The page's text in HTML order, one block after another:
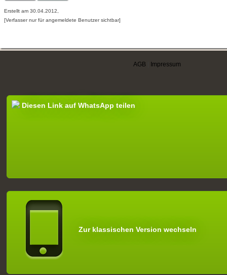
Erstellt am 30.04.2012,
[Verfasser nur für angemeldete Benutzer sichtbar]
AGB Impressum
Diesen Link auf WhatsApp teilen
Zur klassischen Version wechseln